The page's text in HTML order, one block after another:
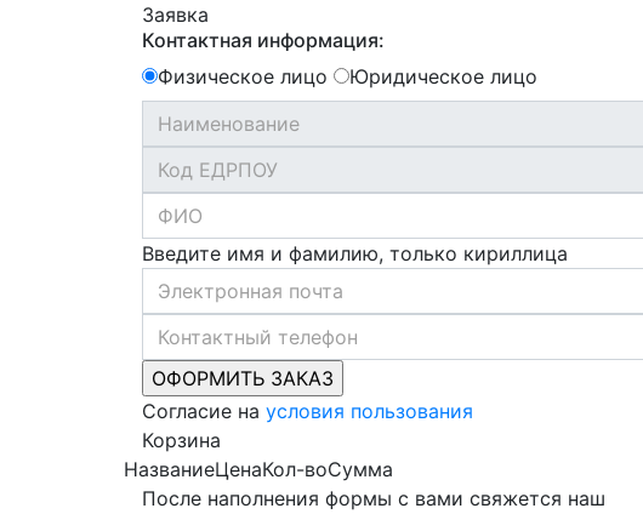
Заявка
Контактная информация:
Физическое лицо
Юридическое лицо
Введите имя и фамилию, только кириллица
Согласие на условия пользования
Корзина
НазваниеЦенаКол-воСумма
После наполнения формы с вами свяжется наш